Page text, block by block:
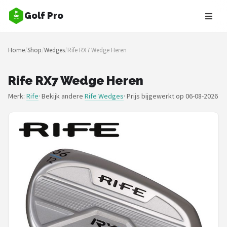
Golf Pro
Zoeken
NAVIGATIE
Merken
Blog
Toernooien
Golfsets
Drivers
Home/Shop/Wedges/Rife RX7 Wedge Heren
Rife RX7 Wedge Heren
Merk: Rife· Bekijk andere Rife Wedges· Prijs bijgewerkt op 06-08-2026